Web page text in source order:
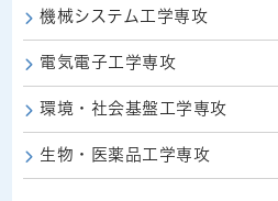
機械システム工学専攻
電気電子工学専攻
環境・社会基盤工学専攻
生物・医薬品工学専攻